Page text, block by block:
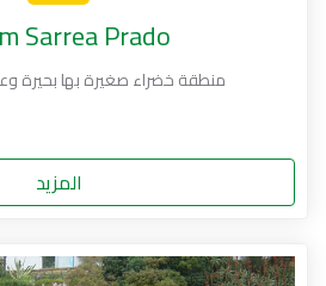
Sarrea Prado
منطقة خضراء صغيرة بها بحيرة
المزيد